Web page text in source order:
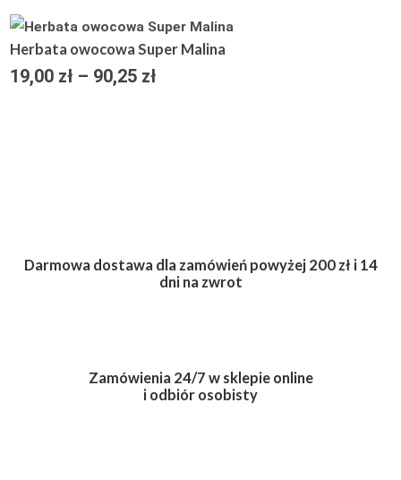
Herbata owocowa Super Malina
19,00 zł – 90,25 zł
Zakres
od
Darmowa dostawa dla zamówień powyżej 200 zł i 14
dni na zwrot
Zamówienia 24/7 w sklepie online
i odbiór osobisty